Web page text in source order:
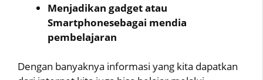
Menjadikan gadget atau
Smartphonesebagai mendia
pembelajaran
Dengan banyaknya informasi yang kita dapatkan